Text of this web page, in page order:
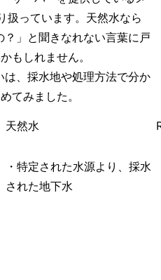
扱っています。天然水なら
？」と聞きなれない言葉に戸
もしれません。
は、採水地や処理方法で分か
てみました。
天然水
・特定された水源より、採水
された地下水